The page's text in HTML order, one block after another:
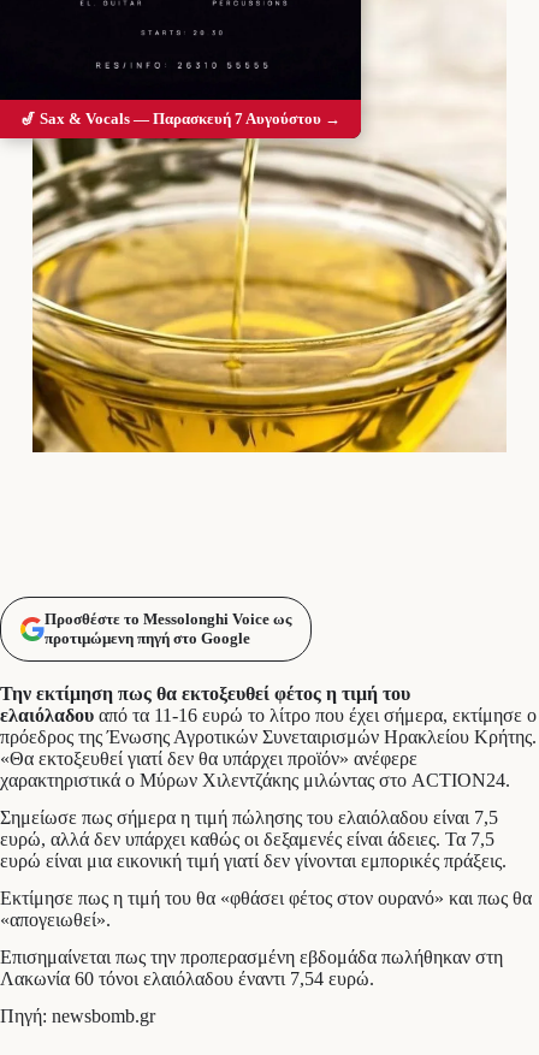
Προσθέστε το Messolonghi Voice ως
προτιμώμενη πηγή στο Google
Την εκτίμηση πως θα εκτοξευθεί φέτος η τιμή του
ελαιόλαδου από τα 11-16 ευρώ το λίτρο που έχει σήμερα, εκτίμησε ο
πρόεδρος της Ένωσης Αγροτικών Συνεταιρισμών Ηρακλείου Κρήτης.
«Θα εκτοξευθεί γιατί δεν θα υπάρχει προϊόν» ανέφερε
χαρακτηριστικά ο Μύρων Χιλεντζάκης μιλώντας στο ACTION24.
Σημείωσε πως σήμερα η τιμή πώλησης του ελαιόλαδου είναι 7,5
ευρώ, αλλά δεν υπάρχει καθώς οι δεξαμενές είναι άδειες. Τα 7,5
ευρώ είναι μια εικονική τιμή γιατί δεν γίνονται εμπορικές πράξεις.
Εκτίμησε πως η τιμή του θα «φθάσει φέτος στον ουρανό» και πως θα
«απογειωθεί».
Επισημαίνεται πως την προπερασμένη εβδομάδα πωλήθηκαν στη
Λακωνία 60 τόνοι ελαιόλαδου έναντι 7,54 ευρώ.
Πηγή: newsbomb.gr
🎷 Sax & Vocals — Παρασκευή 7 Αυγούστου →